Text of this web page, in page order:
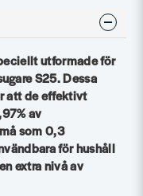
utformade för
S25. Dessa
att de effektivt
av
som 0,3
för hushåll
extra nivå av